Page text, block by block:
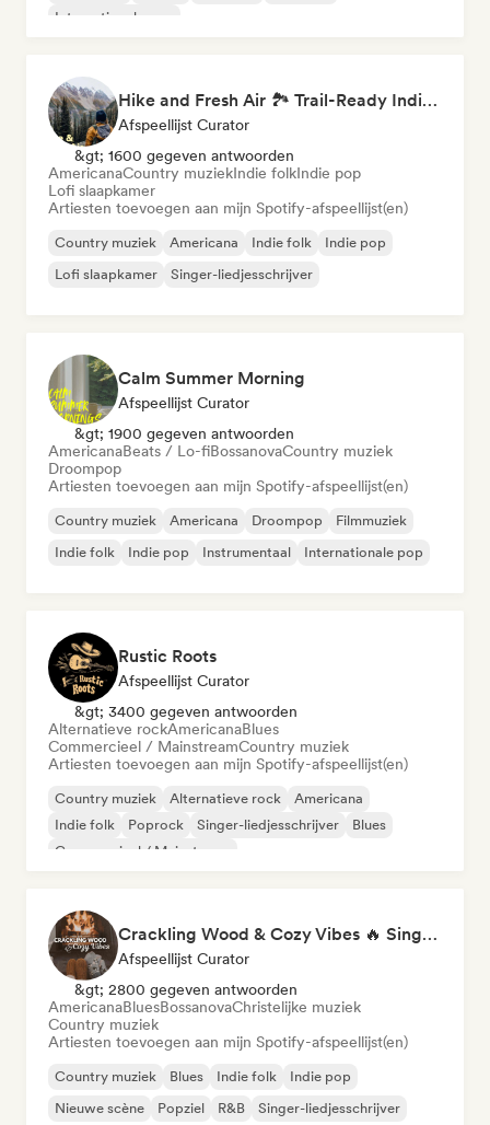
Internationale pop
Hike and Fresh Air 🏞️ Trail-Ready Indie Folk & Acoustic
Afspeellijst Curator
&gt; 1600 gegeven antwoorden
AmericanaCountry muziekIndie folkIndie pop
Lofi slaapkamer
Artiesten toevoegen aan mijn Spotify-afspeellijst(en)
Country muziek Americana Indie folk
Indie pop
Lofi slaapkamer
Singer-liedjesschrijver
Calm Summer Morning
Afspeellijst Curator
&gt; 1900 gegeven antwoorden
AmericanaBeats / Lo-fiBossanovaCountry muziek
Droompop
Artiesten toevoegen aan mijn Spotify-afspeellijst(en)
Country muziek Americana Droompop
Filmmuziek
Indie folk
Indie pop Instrumentaal Internationale pop
Rustic Roots
Afspeellijst Curator
&gt; 3400 gegeven antwoorden
Alternatieve rockAmericanaBlues
Commercieel / MainstreamCountry muziek
Artiesten toevoegen aan mijn Spotify-afspeellijst(en)
Country muziek Alternatieve rock
Americana
Indie folk
Poprock Singer-liedjesschrijver
Blues
Commercieel / Mainstream
Crackling Wood & Cozy Vibes 🔥 Singer-Songwriter, Dream Pop & Bedroom Pop
Afspeellijst Curator
&gt; 2800 gegeven antwoorden
AmericanaBluesBossanovaChristelijke muziek
Country muziek
Artiesten toevoegen aan mijn Spotify-afspeellijst(en)
Country muziek Blues Indie folk
Indie pop
Nieuwe scène
Popziel R&B Singer-liedjesschrijver